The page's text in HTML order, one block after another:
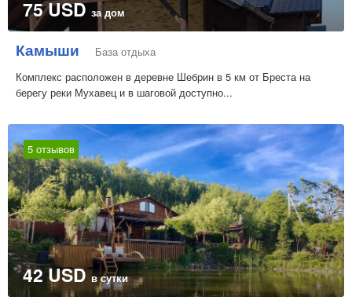
75 USDза дом
Камыши
База отдыха
Комплекс расположен в деревне Шебрин в 5 км от Бреста на
берегу реки Мухавец и в шаговой доступно...
5 отзывов
42 USDв сутки